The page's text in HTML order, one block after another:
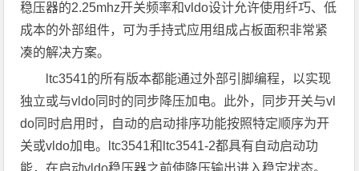
稳压器的2.25mhz开关频率和vldo设计允许使用纤巧、低
成本的外部组件，可为手持式应用组成占板面积非常紧
凑的解决方案。
ltc3541的所有版本都能通过外部引脚编程，以实现
独立或与vldo同时的同步降压加电。此外，同步开关与vl
do同时启用时，自动的启动排序功能按照特定顺序为开
关或vldo加电。ltc3541和ltc3541-2都具有自动启动功
能，在启动vldo稳压器之前使降压输出进入稳定状态。